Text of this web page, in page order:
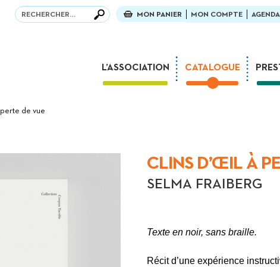
Recherche
Recherche MON PANIER MON COMPTE AGENDA
L’ASSOCIATION
Partenaires et mécènes
Associations amies
Concours Tactus France
CATALOGUE
de vue
CLINS D’ŒIL À
SELMA FRAIBERG
Texte en noir, sans braille.
Récit d’une expérience